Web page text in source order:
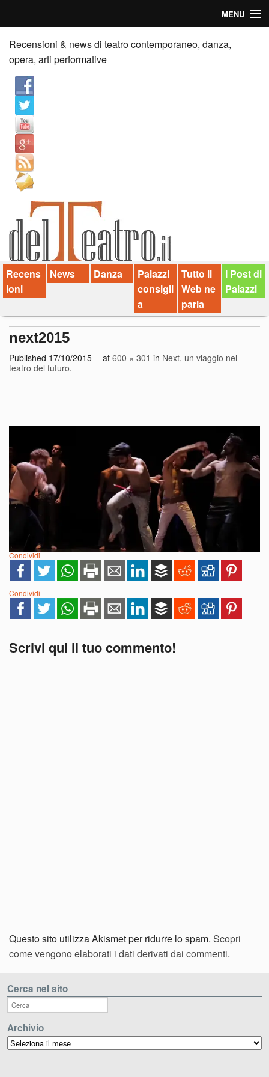
MENU
Home
Recensioni
Anticipazioni
News
Palazzi consiglia
Video
Chi siamo
Contatti
dT in English
Recensioni & news di teatro contemporaneo, danza,
opera, arti performative
Recens
ioni
News Danza
Palazzi
consigli
a
Tutto il
Web ne
parla
I Post di
Palazzi
next2015
Published 17/10/2015 at 600 × 301 in Next, un viaggio nel
teatro del futuro.
Condividi
Condividi
Scrivi qui il tuo commento!
Questo sito utilizza Akismet per ridurre lo spam. Scopri
come vengono elaborati i dati derivati dai commenti.
Cerca nel sito
Archivio
Archivio